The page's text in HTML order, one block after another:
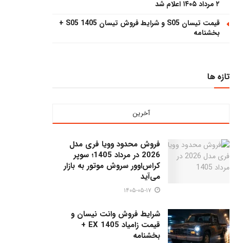
۲ مرداد ۱۴۰۵ اعلام شد
قیمت تیسان S05 و شرایط فروش تیسان S05 1405 +
بخشنامه
تازه ها
آخرین
فروش محدود وویا فری مدل
2026 در مرداد 1405؛ سوپر
کراس‌اوور سروش موتور به بازار
می‌آید
شرایط فروش وانت نیسان و
قیمت زامیاد EX 1405 +
بخشنامه